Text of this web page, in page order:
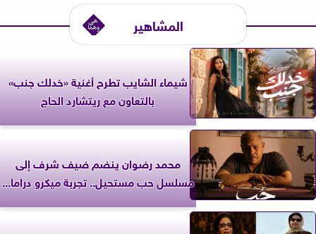
المشاهير
شيماء الشايب تطرح أغنية «خدلك جنب»
بالتعاون مع ريتشارد الحاج
محمد رضوان ينضم ضيف شرف إلى
مسلسل حب مستحيل.. تجربة ميكرو دراما...